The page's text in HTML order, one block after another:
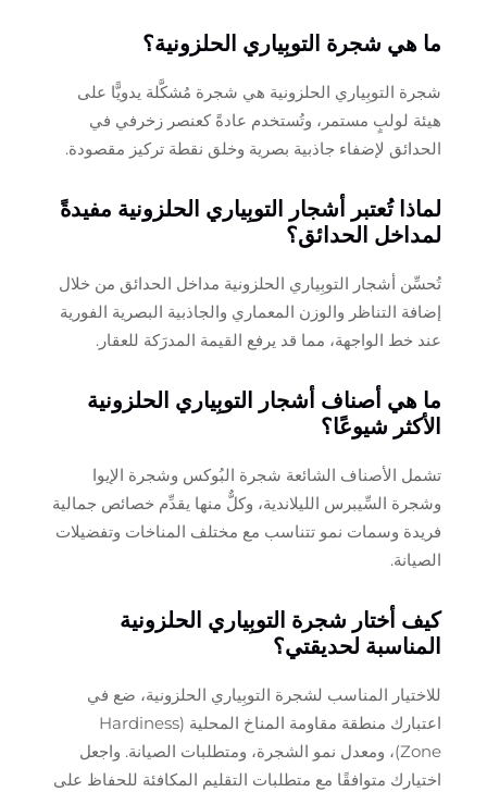
ما هي شجرة التوبِياري الحلزونية؟
شجرة التوبِياري الحلزونية هي شجرة مُشكَّلة يدويًّا على
هيئة لولبٍ مستمر، وتُستخدم عادةً كعنصر زخرفي في
الحدائق لإضفاء جاذبية بصرية وخلق نقطة تركيز مقصودة.
لماذا تُعتبر أشجار التوبِياري الحلزونية مفيدةً
لمداخل الحدائق؟
تُحسِّن أشجار التوبِياري الحلزونية مداخل الحدائق من خلال
إضافة التناظر والوزن المعماري والجاذبية البصرية الفورية
عند خط الواجهة، مما قد يرفع القيمة المدرَكة للعقار.
ما هي أصناف أشجار التوبِياري الحلزونية
الأكثر شيوعًا؟
تشمل الأصناف الشائعة شجرة البُوكس وشجرة الإيوا
وشجرة السِّيبرس الليلاندية، وكلٌّ منها يقدِّم خصائص جمالية
فريدة وسمات نمو تتناسب مع مختلف المناخات وتفضيلات
الصيانة.
كيف أختار شجرة التوبِياري الحلزونية
المناسبة لحديقتي؟
للاختيار المناسب لشجرة التوبِياري الحلزونية، ضع في
اعتبارك منطقة مقاومة المناخ المحلية (Hardiness
Zone)، ومعدل نمو الشجرة، ومتطلبات الصيانة. واجعل
اختيارك متوافقًا مع متطلبات التقليم المكافئة للحفاظ على